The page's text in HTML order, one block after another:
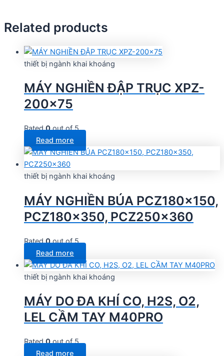
Related products
thiết bị ngành khai khoáng
MÁY NGHIỀN ĐẬP TRỤC XPZ-
200×75
Rated0out of 5
Read more
thiết bị ngành khai khoáng
MÁY NGHIỀN BÚA PCZ180x150,
PCZ180×350, PCZ250×360
Rated0out of 5
Read more
thiết bị ngành khai khoáng
MÁY DO ĐA KHÍ CO, H2S, O2,
LEL CẦM TAY M40PRO
Rated0out of 5
Read more